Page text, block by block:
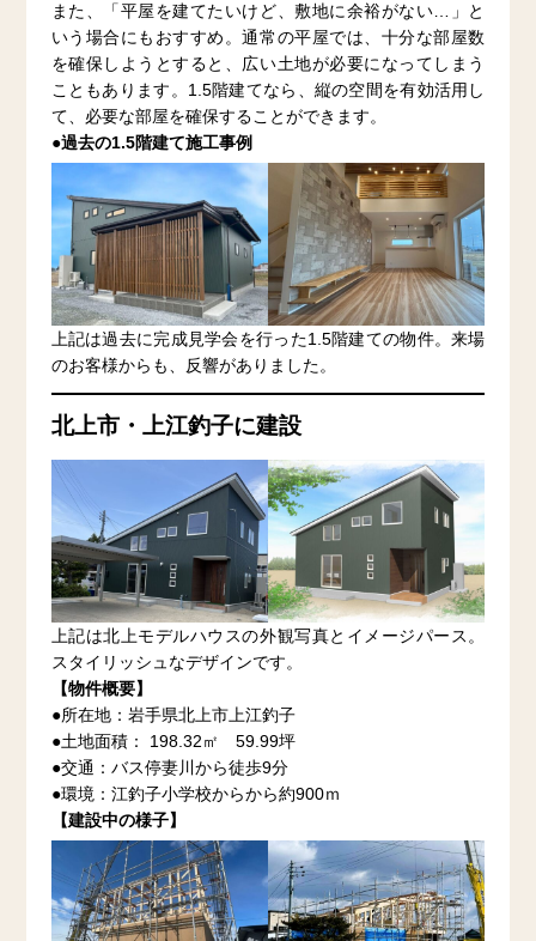
また、「平屋を建てたいけど、敷地に余裕がない…」と
いう場合にもおすすめ。通常の平屋では、十分な部屋数
を確保しようとすると、広い土地が必要になってしまう
こともあります。1.5階建てなら、縦の空間を有効活用し
て、必要な部屋を確保することができます。
●過去の1.5階建て施工事例
上記は過去に完成見学会を行った1.5階建ての物件。来場
のお客様からも、反響がありました。
北上市・上江釣子に建設
上記は北上モデルハウスの外観写真とイメージパース。
スタイリッシュなデザインです。
【物件概要】
●所在地：岩手県北上市上江釣子
●土地面積： 198.32㎡ 59.99坪
●交通：バス停妻川から徒歩9分
●環境：江釣子小学校からから約900ｍ
【建設中の様子】